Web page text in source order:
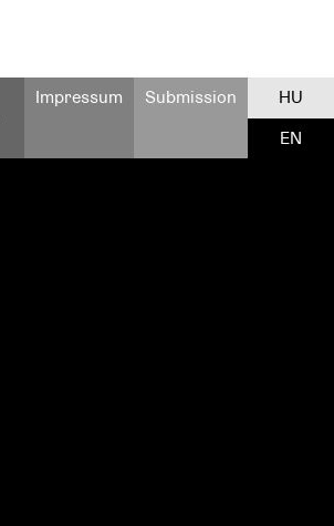
Impressum Submission
HU
EN